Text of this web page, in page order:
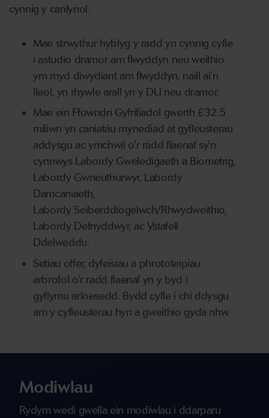
cynnig y canlynol:
Mae strwythur hyblyg y radd yn cynnig cyfle
i astudio dramor am flwyddyn neu weithio
ym myd diwydiant am flwyddyn, naill ai’n
lleol, yn rhywle arall yn y DU neu dramor.
Mae ein Ffowndri Gyfrifiadol gwerth £32.5
miliwn yn caniatáu mynediad at gyfleusterau
addysgu ac ymchwil o'r radd flaenaf sy'n
cynnwys Labordy Gweledigaeth a Biometrig,
Labordy Gwneuthurwyr, Labordy
Damcaniaeth,
Labordy Seiberddiogelwch/Rhwydweithio,
Labordy Defnyddwyr, ac Ystafell
Ddelweddu.
Setiau offer, dyfeisiau a phrototeipiau
arbrofol o'r radd flaenaf yn y byd i
gyflymu arloesedd. Bydd cyfle i chi ddysgu
am y cyfleusterau hyn a gweithio gyda nhw.
Modiwlau
Rydym wedi gwella ein modiwlau i ddarparu